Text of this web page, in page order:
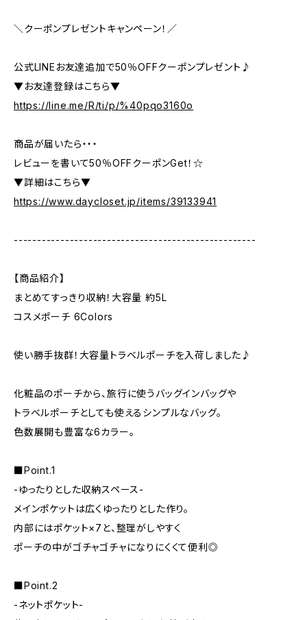
＼クーポンプレゼントキャンペーン！／
公式LINEお友達追加で50％OFFクーポンプレゼント♪
▼お友達登録はこちら▼
https://line.me/R/ti/p/%40pqo3160o
商品が届いたら・・・
レビューを書いて50％OFFクーポンGet！☆
▼詳細はこちら▼
https://www.daycloset.jp/items/39133941
----------------------------------------------------
【商品紹介】
まとめてすっきり収納！大容量 約5L
コスメポーチ 6Colors
使い勝手抜群！大容量トラベルポーチを入荷しました♪
化粧品のポーチから、旅行に使うバッグインバッグや
トラベルポーチとしても使えるシンプルなバッグ。
色数展開も豊富な6カラー。
■Point.1
-ゆったりとした収納スペース-
メインポケットは広くゆったりとした作り。
内部にはポケット×7と、整理がしやすく
ポーチの中がゴチャゴチャになりにくくて便利◎
■Point.2
-ネットポケット-